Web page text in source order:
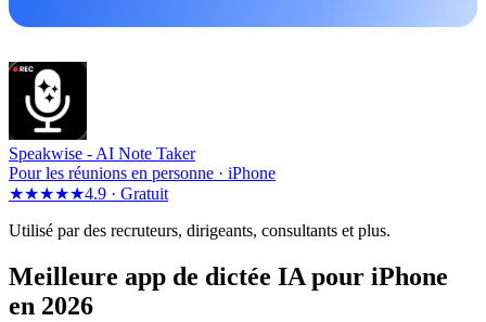
Speakwise - AI Note Taker
Pour les réunions en personne · iPhone
★★★★★4.9 · Gratuit
Utilisé par des recruteurs, dirigeants, consultants et plus.
Meilleure app de dictée IA pour iPhone
en 2026